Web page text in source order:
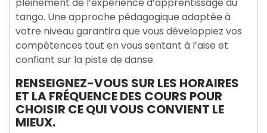
pleinement de l’expérience d’apprentissage du
tango. Une approche pédagogique adaptée à
votre niveau garantira que vous développiez vos
compétences tout en vous sentant à l’aise et
confiant sur la piste de danse.
RENSEIGNEZ-VOUS SUR LES HORAIRES
ET LA FRÉQUENCE DES COURS POUR
CHOISIR CE QUI VOUS CONVIENT LE
MIEUX.